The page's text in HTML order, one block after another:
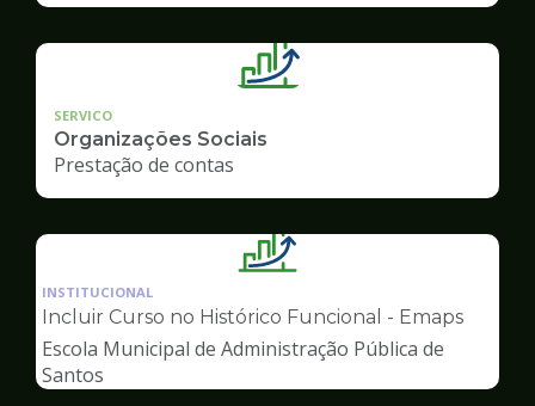
SERVICO
Organizações Sociais
Prestação de contas
Ilustração
pagina
de
Gestão
INSTITUCIONAL
Incluir Curso no Histórico Funcional - Emaps
Escola Municipal de Administração Pública de
Santos